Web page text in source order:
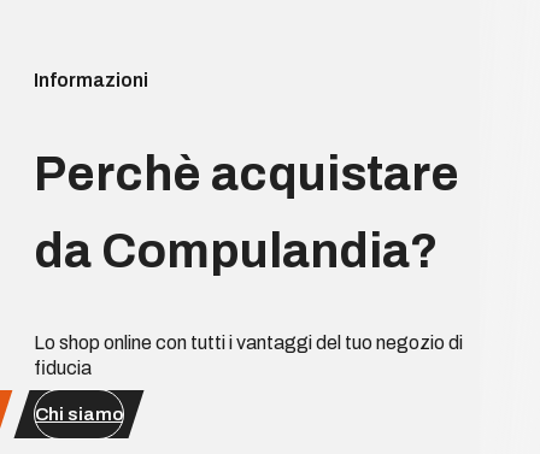
Informazioni
Perchè acquistare
da Compulandia?
Lo shop online con tutti i vantaggi del tuo negozio di
fiducia
Chi siamo